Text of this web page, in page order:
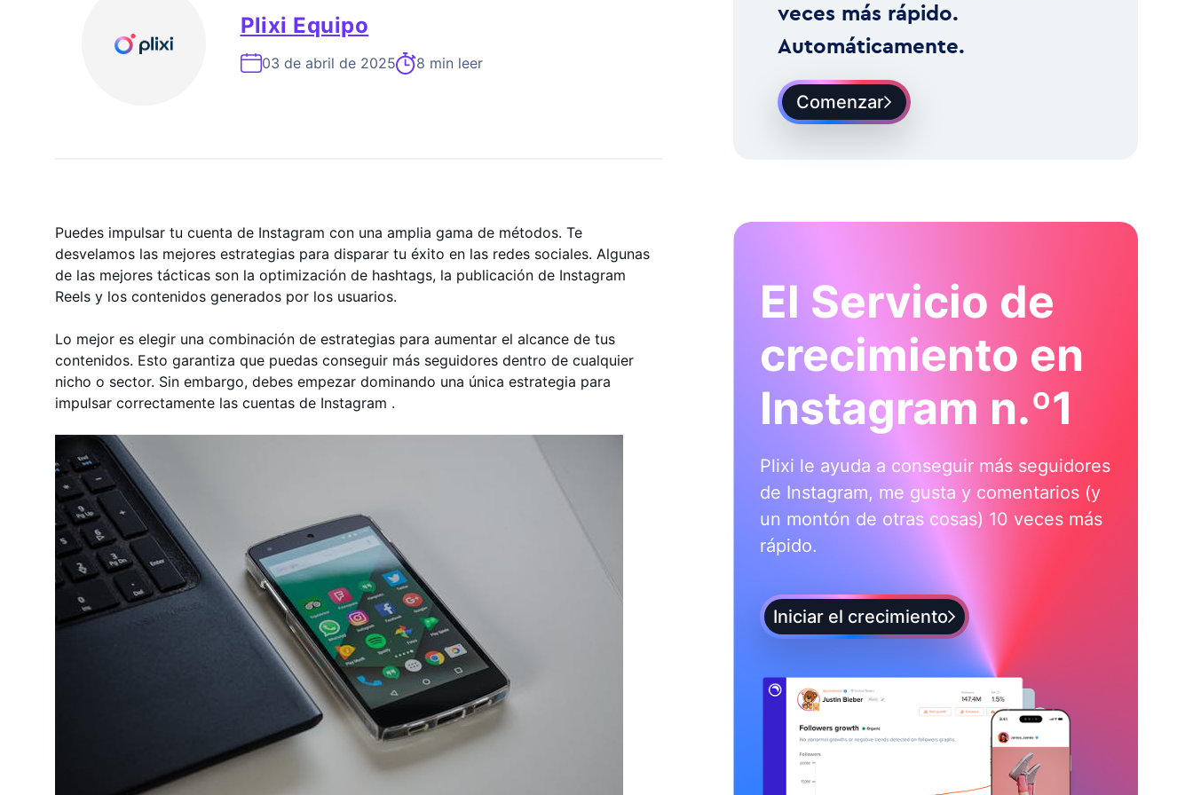
Plixi Equipo
03 de abril de 2025 8 min leer
veces más rápido.
Automáticamente.
Comenzar
Puedes impulsar tu cuenta de Instagram con una amplia gama de métodos. Te
desvelamos las mejores estrategias para disparar tu éxito en las redes sociales. Algunas
de las mejores tácticas son la optimización de hashtags, la publicación de Instagram
Reels y los contenidos generados por los usuarios.
Lo mejor es elegir una combinación de estrategias para aumentar el alcance de tus
contenidos. Esto garantiza que puedas conseguir más seguidores dentro de cualquier
nicho o sector. Sin embargo, debes empezar dominando una única estrategia para
impulsar correctamente las cuentas de Instagram .
El Servicio de
crecimiento en
Instagram n.º1
Plixi le ayuda a conseguir más seguidores
de Instagram, me gusta y comentarios (y
un montón de otras cosas) 10 veces más
rápido.
Iniciar el crecimiento